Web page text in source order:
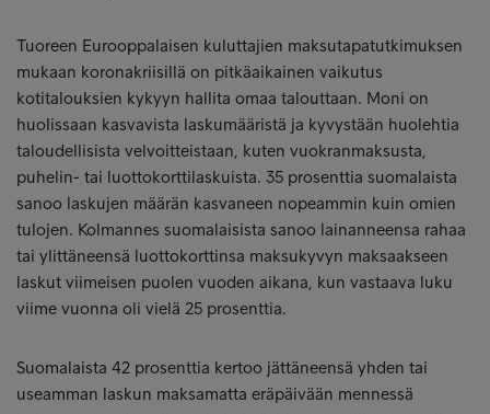
Tuoreen Eurooppalaisen kuluttajien maksutapatutkimuksen
mukaan koronakriisillä on pitkäaikainen vaikutus
kotitalouksien kykyyn hallita omaa talouttaan. Moni on
huolissaan kasvavista laskumääristä ja kyvystään huolehtia
taloudellisista velvoitteistaan, kuten vuokranmaksusta,
puhelin- tai luottokorttilaskuista. 35 prosenttia suomalaista
sanoo laskujen määrän kasvaneen nopeammin kuin omien
tulojen. Kolmannes suomalaisista sanoo lainanneensa rahaa
tai ylittäneensä luottokorttinsa maksukyvyn maksaakseen
laskut viimeisen puolen vuoden aikana, kun vastaava luku
viime vuonna oli vielä 25 prosenttia.
Suomalaista 42 prosenttia kertoo jättäneensä yhden tai
useamman laskun maksamatta eräpäivään mennessä